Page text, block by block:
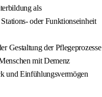
als
oder Funktionseinheit
Gestaltung der Pflegeprozesse
mit Demenz
und Einfühlungsvermögen